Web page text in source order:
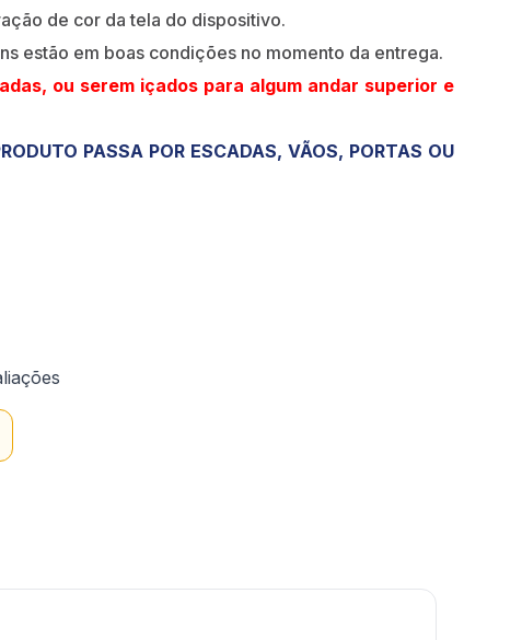
de cor da tela do dispositivo.
estão em boas condições no momento da entrega.
ou serem içados para algum andar superior e
PASSA POR ESCADAS, VÃOS, PORTAS OU